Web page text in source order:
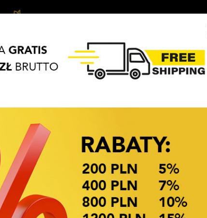
Ozdoby
Akcesoria
OKAZJE CENOWE! OKAZJE CENOWE!
Dostępność: